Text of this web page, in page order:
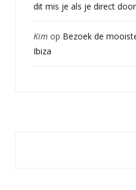
dit mis je als je direct
Kim op Bezoek de
Ibiza